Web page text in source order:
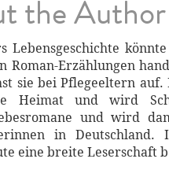
the Author
Lebensgeschichte
Roman-Erzählungen
sie bei Pflegeeltern auf.
Heimat und wird
und wird
in Deutschland.
eine breite Leserschaft